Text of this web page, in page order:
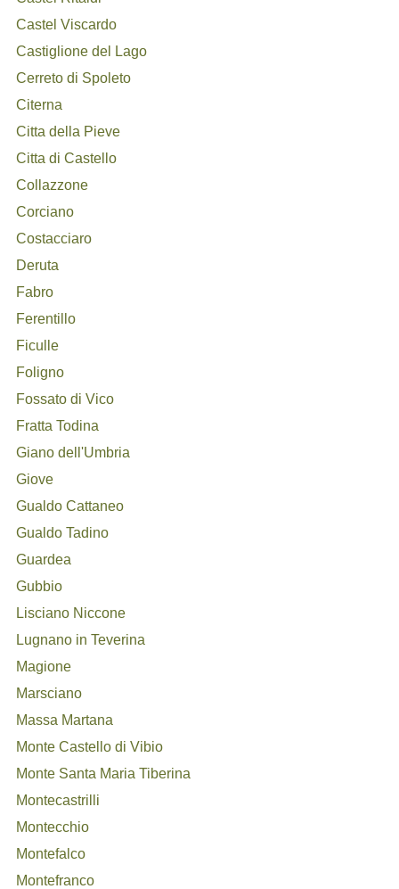
Castel Viscardo
Castiglione del Lago
Cerreto di Spoleto
Citerna
Citta della Pieve
Citta di Castello
Collazzone
Corciano
Costacciaro
Deruta
Fabro
Ferentillo
Ficulle
Foligno
Fossato di Vico
Fratta Todina
Giano dell'Umbria
Giove
Gualdo Cattaneo
Gualdo Tadino
Guardea
Gubbio
Lisciano Niccone
Lugnano in Teverina
Magione
Marsciano
Massa Martana
Monte Castello di Vibio
Monte Santa Maria Tiberina
Montecastrilli
Montecchio
Montefalco
Montefranco